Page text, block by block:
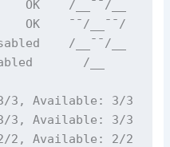
2, Available: 2/2